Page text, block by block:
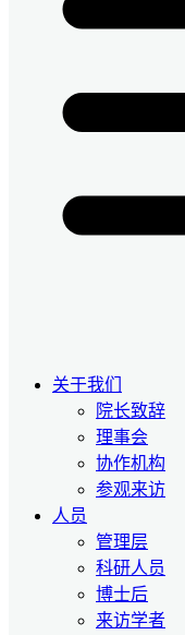
关于我们
院长致辞
理事会
协作机构
参观来访
人员
管理层
科研人员
博士后
来访学者